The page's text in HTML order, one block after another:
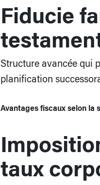
Fiducie
Structure avancée qui
planification
Avantages fiscaux selon la
taux